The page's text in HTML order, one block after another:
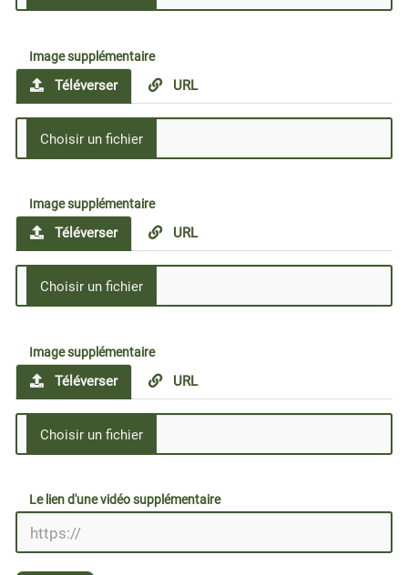
Image supplémentaire
Téléverser URL
Image supplémentaire
Téléverser URL
Image supplémentaire
Téléverser URL
Le lien d'une vidéo supplémentaire